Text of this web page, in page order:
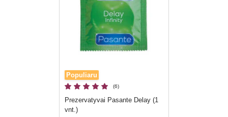
Populiaru
(6)
Prezervatyvai Pasante Delay (1
vnt.)